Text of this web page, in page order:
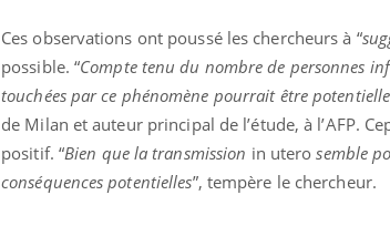
Ces observations ont poussé les chercheurs à “
possible. “Compte tenu du nombre de personnes
touchées par ce phénomène pourrait être
de Milan et auteur principal de l’étude, à l’AFP.
positif. “Bien que la transmission in utero semble
conséquences potentielles”, tempère le chercheur.